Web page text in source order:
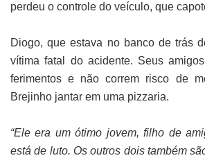
perdeu o controle do veículo, que
Diogo, que estava no banco de trás
vítima fatal do acidente. Seus
ferimentos e não correm risco de
Brejinho jantar em uma pizzaria.
“Ele era um ótimo jovem, filho de
está de luto. Os outros dois também